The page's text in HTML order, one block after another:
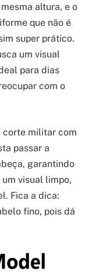
altura, e o
que não é
super prático.
um visual
para dias
com o
corte militar com
passar a
garantindo
visual limpo,
Fica a dica:
fino, pois dá